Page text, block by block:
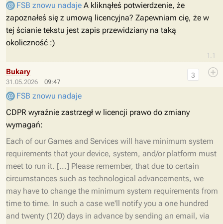
1.1
FSB znowu nadaje A kliknąłeś potwierdzenie, że
zapoznałeś się z umową licencyjna? Zapewniam cię, że w
tej ścianie tekstu jest zapis przewidziany na taką
okoliczność :)
31.05.2026 09:47
3
Bukary
FSB znowu nadaje
CDPR wyraźnie zastrzegł w licencji prawo do zmiany
wymagań:
Each of our Games and Services will have minimum system
requirements that your device, system, and/or platform must
meet to run it. [...] Please remember, that due to certain
circumstances such as technological advancements, we
may have to change the minimum system requirements from
time to time. In such a case we'll notify you a one hundred
and twenty (120) days in advance by sending an email, via